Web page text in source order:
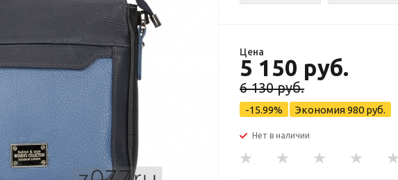
Цена
5 150 руб.
6 130 руб.
-15.99% Экономия980 руб.
Нет в наличии